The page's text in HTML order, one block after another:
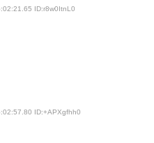
ID:r8w0ItnL0
ID:+APXgfhh0